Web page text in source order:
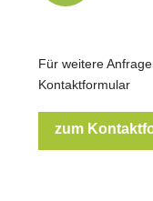
Für weitere
Kontaktformular
zum